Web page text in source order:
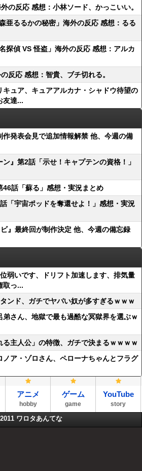
の反応 感想：小林ソード、かっこいい。
亜るるかの秘密」海外の反応 感想：るる
探偵 VS 怪盗」海外の反応 感想：アルカ
反応 感想：智貴、ブチ切れる。
キュア、キュアアルカナ・シャドウ待望の
友達...
作発表会見で追加情報解禁 他、今週の備
ン』第2話「示せ！キャプテンの資格！」
46話「蘇る」感想・実況まとめ
「宇宙ポッドを奪還せよ！」感想・実況
』最終回が制作決定 他、今週の備忘録
弱いです、ドリフト加速します、排気量
取っ...
ンド、ガチでヤバい奴が多すぎるｗｗｗ
弟さん、地獄で最も過酷な冥獄界を選ぶｗ
る主人公」の特徴、ガチで決まるｗｗｗｗ
ノア・ゾロさん、ペローナちゃんとフラグ
アニメ
hobby
ゲーム
game
YouTube
story
ワロタあんてな